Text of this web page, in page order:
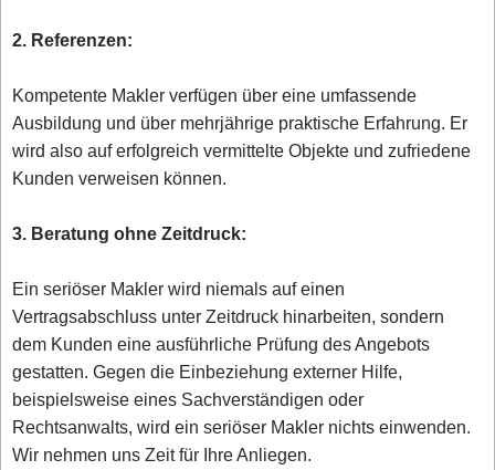
2. Referenzen:
Kompetente Makler verfügen über eine umfassende
Ausbildung und über mehrjährige praktische Erfahrung. Er
wird also auf erfolgreich vermittelte Objekte und zufriedene
Kunden verweisen können.
3. Beratung ohne Zeitdruck:
Ein seriöser Makler wird niemals auf einen
Vertragsabschluss unter Zeitdruck hinarbeiten, sondern
dem Kunden eine ausführliche Prüfung des Angebots
gestatten. Gegen die Einbeziehung externer Hilfe,
beispielsweise eines Sachverständigen oder
Rechtsanwalts, wird ein seriöser Makler nichts einwenden.
Wir nehmen uns Zeit für Ihre Anliegen.